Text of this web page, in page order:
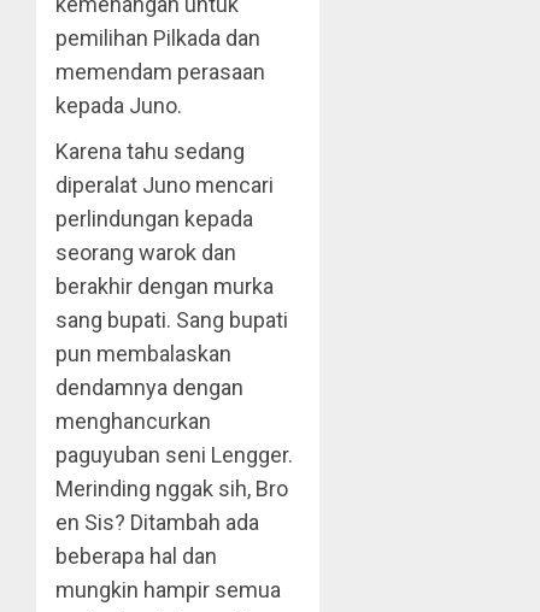
pemilihan Pilkada dan
memendam perasaan
kepada Juno.
Karena tahu sedang
diperalat Juno mencari
perlindungan kepada
seorang warok dan
berakhir dengan murka
sang bupati. Sang bupati
pun membalaskan
dendamnya dengan
menghancurkan
paguyuban seni Lengger.
Merinding nggak sih, Bro
en Sis? Ditambah ada
beberapa hal dan
mungkin hampir semua